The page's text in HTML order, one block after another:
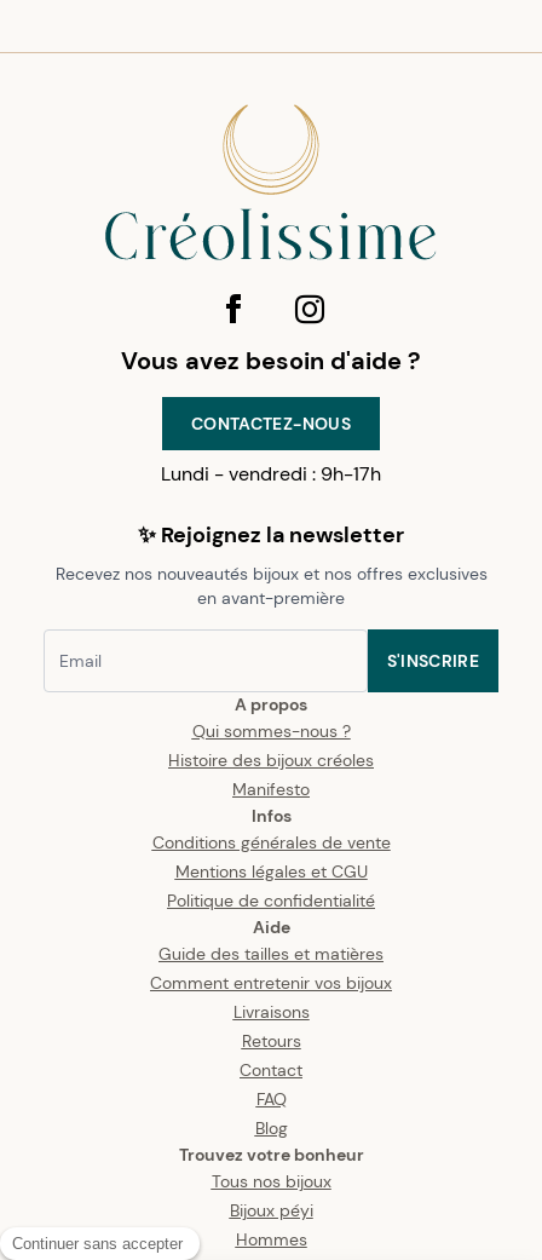
A propos
Qui sommes-nous ?
Histoire des bijoux créoles
Manifesto
Infos
Conditions générales de vente
Mentions légales et CGU
Politique de confidentialité
Aide
Guide des tailles et matières
Comment entretenir vos bijoux
Livraisons
Retours
Contact
FAQ
Blog
Trouvez votre bonheur
Tous nos bijoux
Bijoux péyi
Hommes
Vous avez besoin d'aide ?
CONTACTEZ-NOUS
Lundi - vendredi : 9h-17h
✨ Rejoignez la newsletter
Recevez nos nouveautés bijoux et nos offres exclusives
en avant-première
S'INSCRIRE